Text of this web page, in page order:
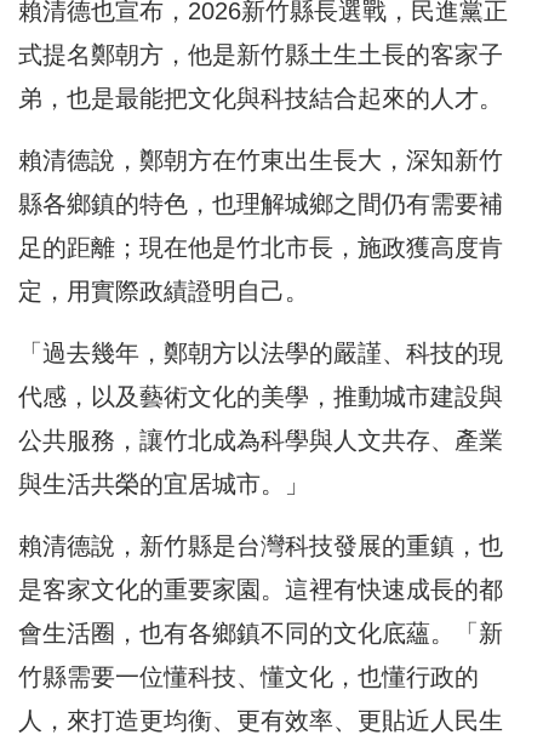
賴清德也宣布，2026新竹縣長選戰，民進黨正
式提名鄭朝方，他是新竹縣土生土長的客家子
弟，也是最能把文化與科技結合起來的人才。
賴清德說，鄭朝方在竹東出生長大，深知新竹
縣各鄉鎮的特色，也理解城鄉之間仍有需要補
足的距離；現在他是竹北市長，施政獲高度肯
定，用實際政績證明自己。
「過去幾年，鄭朝方以法學的嚴謹、科技的現
代感，以及藝術文化的美學，推動城市建設與
公共服務，讓竹北成為科學與人文共存、產業
與生活共榮的宜居城市。」
賴清德說，新竹縣是台灣科技發展的重鎮，也
是客家文化的重要家園。這裡有快速成長的都
會生活圈，也有各鄉鎮不同的文化底蘊。「新
竹縣需要一位懂科技、懂文化，也懂行政的
人，來打造更均衡、更有效率、更貼近人民生